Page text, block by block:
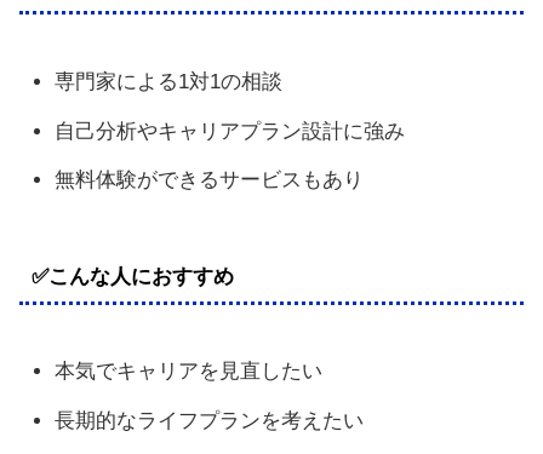
専門家による1対1の相談
自己分析やキャリアプラン設計に強み
無料体験ができるサービスもあり
✅こんな人におすすめ
本気でキャリアを見直したい
長期的なライフプランを考えたい